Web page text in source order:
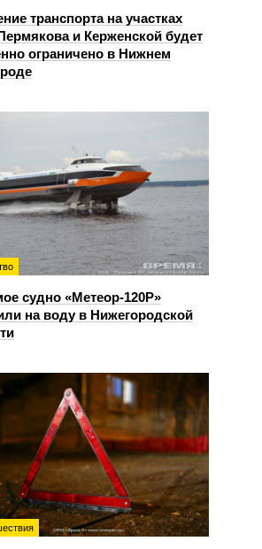
транспорта на участках
и Керженской будет
ограничено в Нижнем
судно «Метеор-120Р»
на воду в Нижегородской